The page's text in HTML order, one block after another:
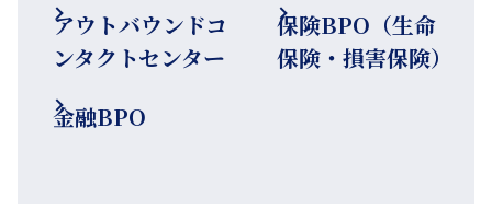
アウトバウンドコ
ンタクトセンター
保険BPO（生命
保険・損害保険）
金融BPO